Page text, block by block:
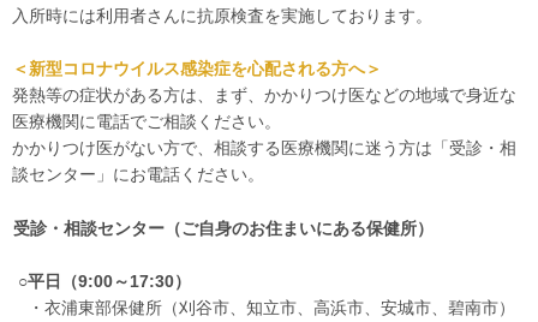
入所時には利用者さんに抗原検査を実施しております。
＜新型コロナウイルス感染症を心配される方へ＞
発熱等の症状がある方は、まず、かかりつけ医などの地域で身近な
医療機関に電話でご相談ください。
かかりつけ医がない方で、相談する医療機関に迷う方は「受診・相
談センター」にお電話ください。
受診・相談センター（ご自身のお住まいにある保健所）
○平日（9:00～17:30）
・衣浦東部保健所（刈谷市、知立市、高浜市、安城市、碧南市）